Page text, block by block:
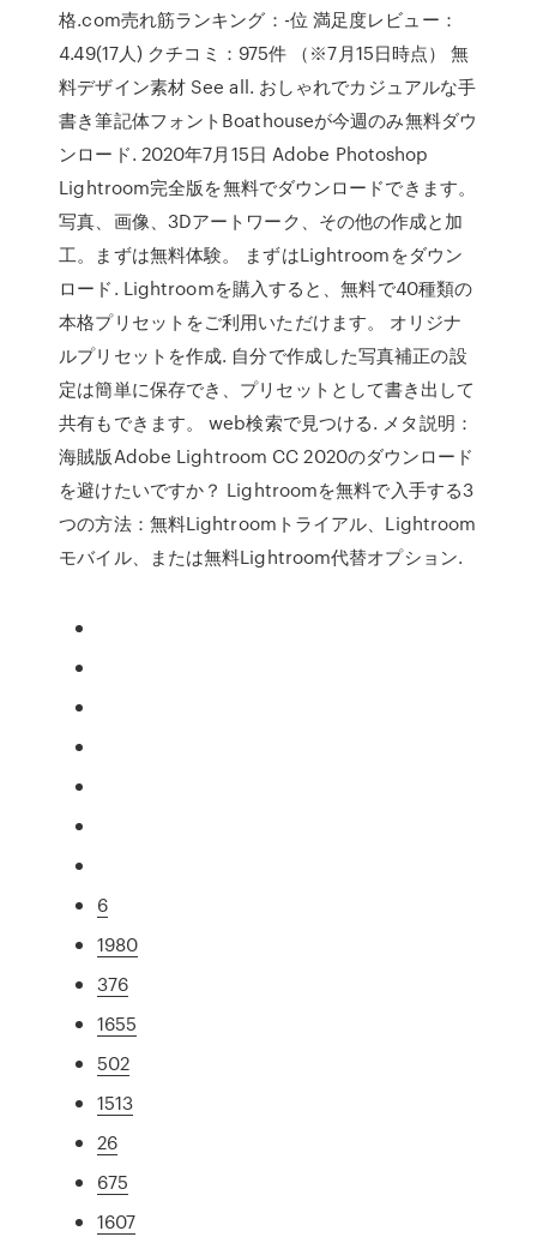
格.com売れ筋ランキング：-位 満足度レビュー：
4.49(17人) クチコミ：975件 （※7月15日時点） 無
料デザイン素材 See all. おしゃれでカジュアルな手
書き筆記体フォントBoathouseが今週のみ無料ダウ
ンロード. 2020年7月15日 Adobe Photoshop
Lightroom完全版を無料でダウンロードできます。
写真、画像、3Dアートワーク、その他の作成と加
工。まずは無料体験。 まずはLightroomをダウン
ロード. Lightroomを購入すると、無料で40種類の
本格プリセットをご利用いただけます。 オリジナ
ルプリセットを作成. 自分で作成した写真補正の設
定は簡単に保存でき、プリセットとして書き出して
共有もできます。 web検索で見つける. メタ説明：
海賊版Adobe Lightroom CC 2020のダウンロード
を避けたいですか？ Lightroomを無料で入手する3
つの方法：無料Lightroomトライアル、Lightroom
モバイル、または無料Lightroom代替オプション.
6
1980
376
1655
502
1513
26
675
1607